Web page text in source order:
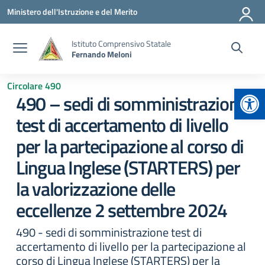
Vai ai contenuti
Vai al menu di navigazione
Vai al footer
Ministero dell'Istruzione e del Merito
Istituto Comprensivo Statale
Fernando Meloni
Circolare 490
490 – sedi di somministrazione
test di accertamento di livello
per la partecipazione al corso di
Lingua Inglese (STARTERS) per
la valorizzazione delle
eccellenze 2 settembre 2024
490 - sedi di somministrazione test di
accertamento di livello per la partecipazione al
corso di Lingua Inglese (STARTERS) per la